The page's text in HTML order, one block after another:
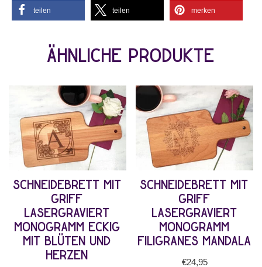
teilen teilen merken
Ähnliche Produkte
Schneidebrett mit
Griff
lasergraviert
Monogramm eckig
mit Blüten und
Herzen
Schneidebrett mit
Griff
lasergraviert
Monogramm
filigranes Mandala
€24,95